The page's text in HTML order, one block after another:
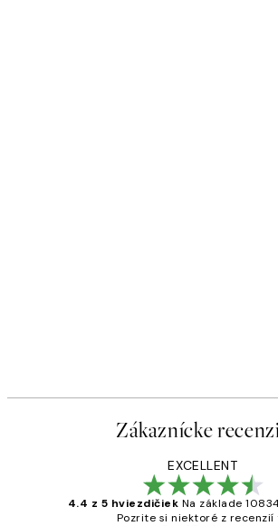
Zákaznícke
EXCELLENT
4.4 z 5 hviezdičiek Na základe
Pozrite si niektoré z recenzií